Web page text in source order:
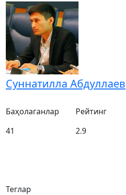
Суннатилла Абдуллаев
Теглар
Баҳолаганлар
41
Рейтинг
2.9